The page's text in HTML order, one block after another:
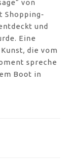
von
Shopping-
und
Eine
die vom
spreche
Boot in